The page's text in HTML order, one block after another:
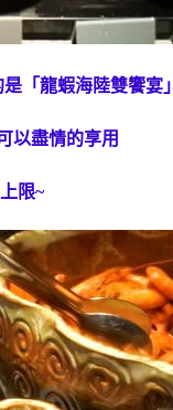
「龍蝦海陸雙饗宴」
以盡情的享用
限~